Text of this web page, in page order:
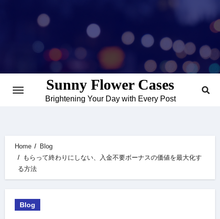
Sunny Flower Cases
Brightening Your Day with Every Post
Home
Blog
もらって終わりにしない、入金不要ボーナスの価値を最大化す
る方法
Blog